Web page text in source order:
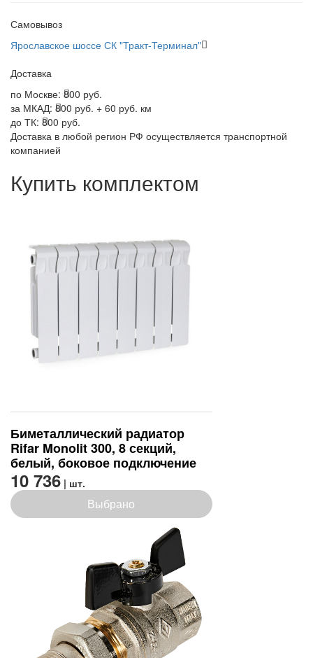
Самовывоз
Ярославское шоссе СК "Тракт-Терминал"
Доставка
по Москве: 800 руб.
за МКАД: 800 руб. + 60 руб. км
до ТК: 800 руб.
Доставка в любой регион РФ осуществляется транспортной
компанией
Купить комплектом
Биметаллический радиатор
Rifar Monolit 300, 8 секций,
белый, боковое подключение
10 736 | шт.
Выбрано